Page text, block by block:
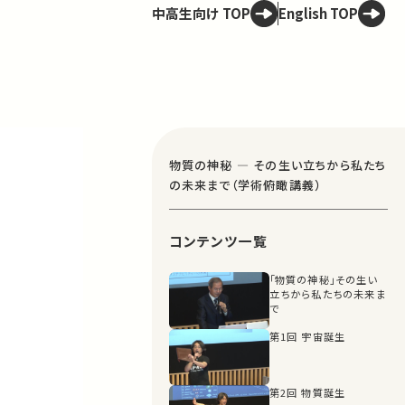
中高生向け TOP English TOP
物質の神秘 ― その生い立ちから私たち
の未来まで（学術俯瞰講義）
コンテンツ一覧
「物質の神秘」その生い
立ちから私たちの未来ま
で
第1回 宇宙誕生
第2回 物質誕生